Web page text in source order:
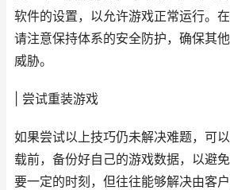
软件的设置，以允许游戏正常运行。在
请注意保持体系的安全防护，确保其
威胁。
| 尝试重装游戏
如果尝试以上技巧仍未解决难题，可
载前，备份好自己的游戏数据，以避
要一定的时刻，但往往能够解决由客